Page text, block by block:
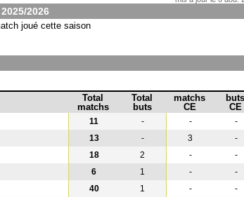
2025/2026
joué cette saison
Total
matchs
Total
buts
matchs
CE
buts
CE
11 - -
-
13 - 3
-
18 2 -
-
6 1 -
-
40 1 -
-